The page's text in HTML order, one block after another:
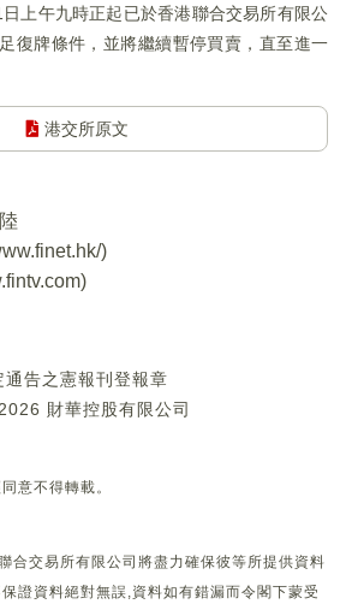
上午九時正起已於香港聯合交易所有限公
復牌條件，並將繼續暫停買賣，直至進一
港交所原文
)
)
告之憲報刊登報章
財華控股有限公司
意不得轉載。
合交易所有限公司將盡力確保彼等所提供資料
證資料絕對無誤,資料如有錯漏而令閣下蒙受